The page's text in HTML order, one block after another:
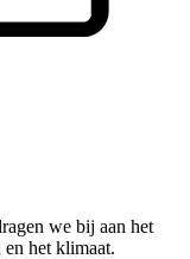
we bij aan het
het klimaat.